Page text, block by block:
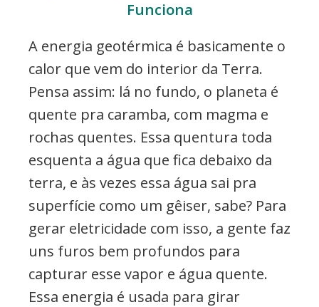
Funciona
A energia geotérmica é basicamente o
calor que vem do interior da Terra.
Pensa assim: lá no fundo, o planeta é
quente pra caramba, com magma e
rochas quentes. Essa quentura toda
esquenta a água que fica debaixo da
terra, e às vezes essa água sai pra
superfície como um gêiser, sabe? Para
gerar eletricidade com isso, a gente faz
uns furos bem profundos para
capturar esse vapor e água quente.
Essa energia é usada para girar